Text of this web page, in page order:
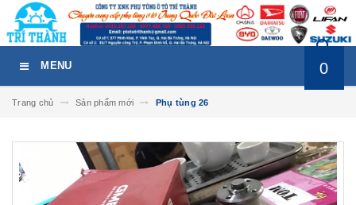
MENU 0
Trang chủ Sản phẩm mới Phụ tùng 26